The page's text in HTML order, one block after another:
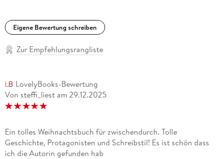
Eigene Bewertung schreiben
Zur Empfehlungsrangliste
LovelyBooks-Bewertung
Von steffi_liest am 29.12.2025
Ein tolles Weihnachtsbuch für zwischendurch. Tolle
Geschichte, Protagonisten und Schreibstil! Es ist schön dass
ich die Autorin gefunden hab